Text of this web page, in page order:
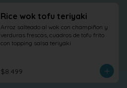
Rice wok tofu teriyaki
Arroz salteado al wok con champiñon y
verduras frescas, cuadros de tofu frito
con topping salsa teriyaki
$8.499